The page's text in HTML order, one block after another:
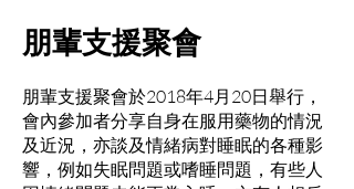
朋輩支援聚會
朋輩支援聚會於2018年4月20日舉行，
會內參加者分享自身在服用藥物的情況
及近況，亦談及情緒病對睡眠的各種影
響，例如失眠問題或嗜睡問題，有些人